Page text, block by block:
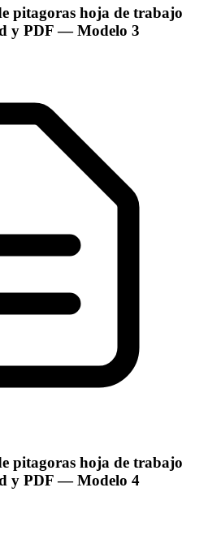
pitagoras hoja de trabajo
y PDF— Modelo 3
pitagoras hoja de trabajo
y PDF— Modelo 4